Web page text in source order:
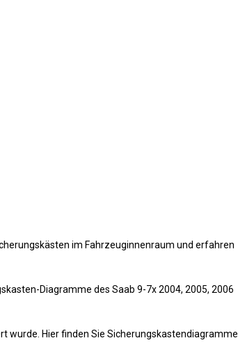
im Fahrzeuginnenraum und erfahren
Diagramme des Saab 9-7x 2004, 2005, 2006
wurde. Hier finden Sie Sicherungskastendiagramme